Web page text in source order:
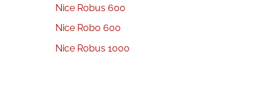
Nice Robus 600
Nice Robo 600
Nice Robus 1000